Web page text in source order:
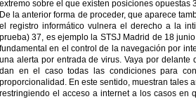
extremo sobre el que existen posiciones opuestas
De la anterior forma de proceder, que aparece
el registro informático vulnera el derecho a la
prueba) 37, es ejemplo la STSJ Madrid de 18
fundamental en el control de la navegación por
una alerta por entrada de virus. Vaya por
dan en el caso todas las condiciones para
proporcionalidad. En este sentido, muestran tales
restringiendo el acceso a internet a los casos en